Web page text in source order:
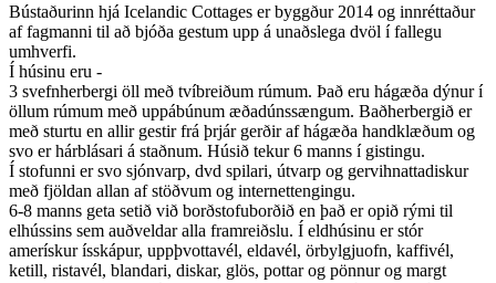
Bústaðurinn hjá Icelandic Cottages er byggður 2014 og innréttaður
af fagmanni til að bjóða gestum upp á unaðslega dvöl í fallegu
umhverfi.
Í húsinu eru -
3 svefnherbergi öll með tvíbreiðum rúmum. Það eru hágæða dýnur í
öllum rúmum með uppábúnum æðadúnssængum. Baðherbergið er
með sturtu en allir gestir frá þrjár gerðir af hágæða handklæðum og
svo er hárblásari á staðnum. Húsið tekur 6 manns í gistingu.
Í stofunni er svo sjónvarp, dvd spilari, útvarp og gervihnattadiskur
með fjöldan allan af stöðvum og internettengingu.
6-8 manns geta setið við borðstofuborðið en það er opið rými til
elhússins sem auðveldar alla framreiðslu. Í eldhúsinu er stór
amerískur ísskápur, uppþvottavél, eldavél, örbylgjuofn, kaffivél,
ketill, ristavél, blandari, diskar, glös, pottar og pönnur og margt